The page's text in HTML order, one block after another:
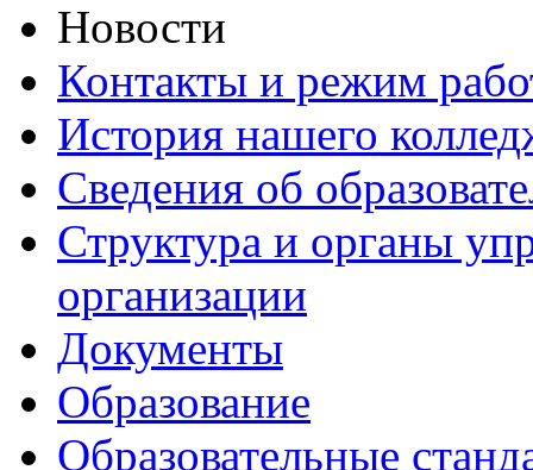
Новости
Контакты и режим
История нашего
Сведения об
Структура и органы
организации
Документы
Образование
Образовательные